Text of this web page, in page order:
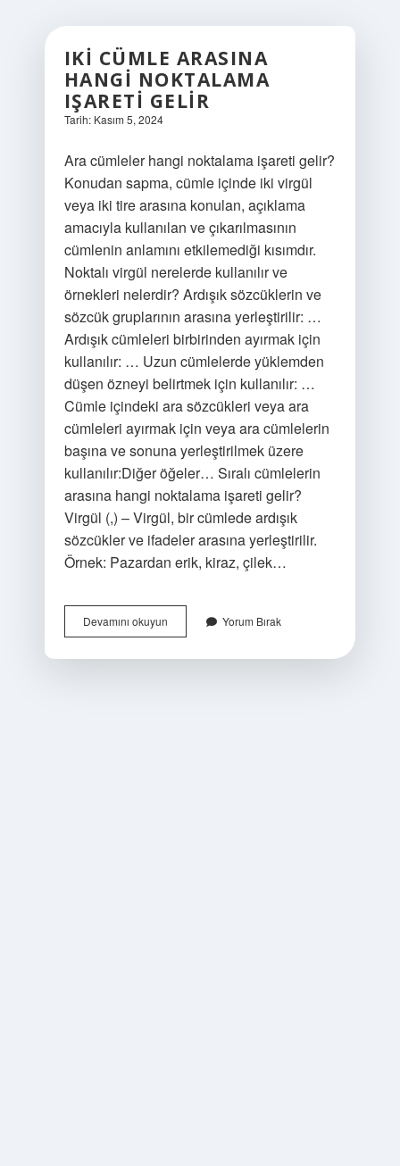
IKI CÜMLE ARASINA
HANGI NOKTALAMA
IŞARETI GELIR
Tarih: Kasım 5, 2024
Ara cümleler hangi noktalama işareti gelir?
Konudan sapma, cümle içinde iki virgül
veya iki tire arasına konulan, açıklama
amacıyla kullanılan ve çıkarılmasının
cümlenin anlamını etkilemediği kısımdır.
Noktalı virgül nerelerde kullanılır ve
örnekleri nelerdir? Ardışık sözcüklerin ve
sözcük gruplarının arasına yerleştirilir: …
Ardışık cümleleri birbirinden ayırmak için
kullanılır: … Uzun cümlelerde yüklemden
düşen özneyi belirtmek için kullanılır: …
Cümle içindeki ara sözcükleri veya ara
cümleleri ayırmak için veya ara cümlelerin
başına ve sonuna yerleştirilmek üzere
kullanılır:Diğer öğeler… Sıralı cümlelerin
arasına hangi noktalama işareti gelir?
Virgül (,) – Virgül, bir cümlede ardışık
sözcükler ve ifadeler arasına yerleştirilir.
Örnek: Pazardan erik, kiraz, çilek…
Devamını okuyunIki
Cümle
Yorum Bırak